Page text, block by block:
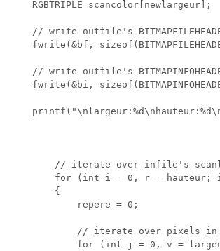
    RGBTRIPLE scancolor[newlargeur];
// write outfile's
fwrite(&bf,
// write outfile's
fwrite(&bi,
// iterate over infile's
for (int i = 0, r = hauteur;
        {
            repere = 0;
// iterate over pixels in
for (int j = 0, v =